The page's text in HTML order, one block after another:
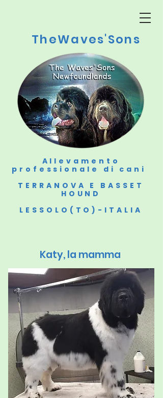
TheWaves'Sons
Allevamento
professionale di cani
TERRANOVA E BASSET
HOUND
LESSOLO(TO)-ITALIA
Katy, la mamma